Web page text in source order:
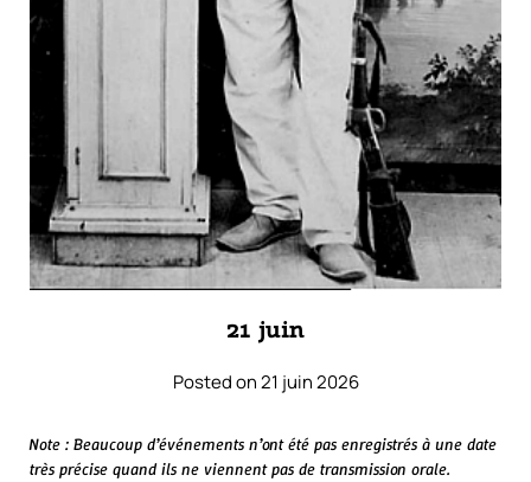
21 juin
Posted on 21 juin 2026
Note : Beaucoup d’événements n’ont été pas enregistrés à une date
très précise quand ils ne viennent pas de transmission orale.